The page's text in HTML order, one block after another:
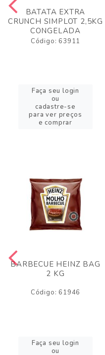
BATATA EXTRA
CRUNCH SIMPLOT 2,5KG
CONGELADA
Código: 63911
Faça seu login
ou
cadastre-se
para ver preços
e comprar
BARBECUE HEINZ BAG
2 KG
Código: 61946
Faça seu login
ou